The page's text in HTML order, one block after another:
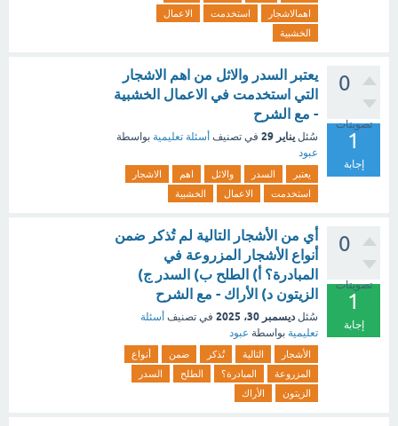
اهمالاشجار
استخدمت
الاعمال
الخشبية
0
تصويتات
1
إجابة
يعتبر السدر والاثل من اهم الاشجار
التي استخدمت في الاعمال الخشبية
- مع الشرح
سُئل يناير 29 في تصنيف أسئلة تعليمية بواسطة
عبود
يعتبر السدر والاثل اهم
الاشجار
استخدمت
الاعمال الخشبية
0
تصويتات
1
إجابة
أي من الأشجار التالية لم تُذكر ضمن
أنواع الأشجار المزروعة في
المبادرة؟ أ) الطلح ب) السدر ج)
الزيتون د) الأراك - مع الشرح
سُئل ديسمبر 30، 2025 في تصنيف أسئلة
تعليمية بواسطة عبود
الأشجار التالية تُذكر ضمن
أنواع
المزروعة
المبادرة؟ الطلح
السدر
الزيتون
الأراك